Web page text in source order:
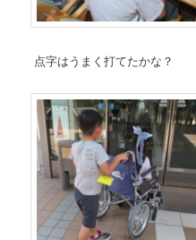
点字はうまく打てたかな？